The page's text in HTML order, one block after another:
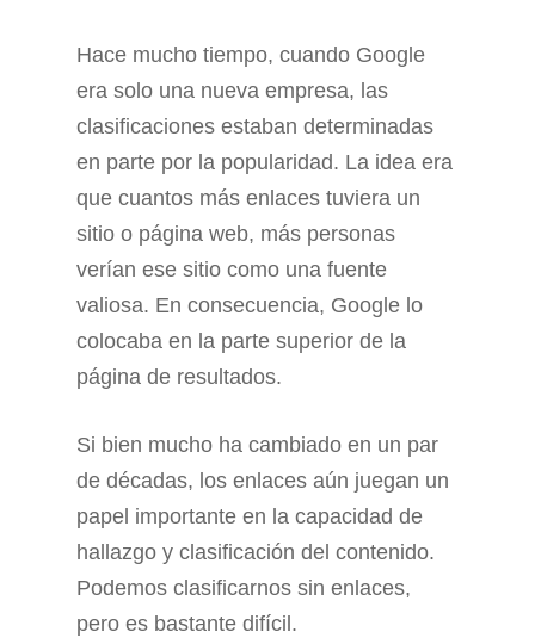
Hace mucho tiempo, cuando Google
era solo una nueva empresa, las
clasificaciones estaban determinadas
en parte por la popularidad. La idea era
que cuantos más enlaces tuviera un
sitio o página web, más personas
verían ese sitio como una fuente
valiosa. En consecuencia, Google lo
colocaba en la parte superior de la
página de resultados.
Si bien mucho ha cambiado en un par
de décadas, los enlaces aún juegan un
papel importante en la capacidad de
hallazgo y clasificación del contenido.
Podemos clasificarnos sin enlaces,
pero es bastante difícil.